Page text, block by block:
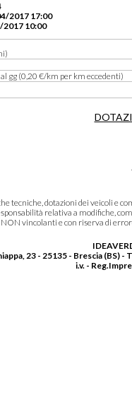
2017 17:00
10:00
gg (0,20 €/km per km eccedenti)
tecniche, dotazioni dei veicoli e
relativa a modifiche,
vincolanti e con riserva di
23 - 25135 - Brescia (BS) -
i.v. -